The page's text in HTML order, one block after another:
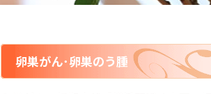
卵巣がん･卵巣のう腫